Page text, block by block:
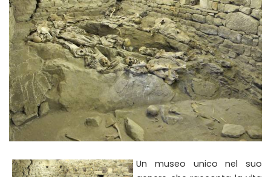
Un museo unico nel suo